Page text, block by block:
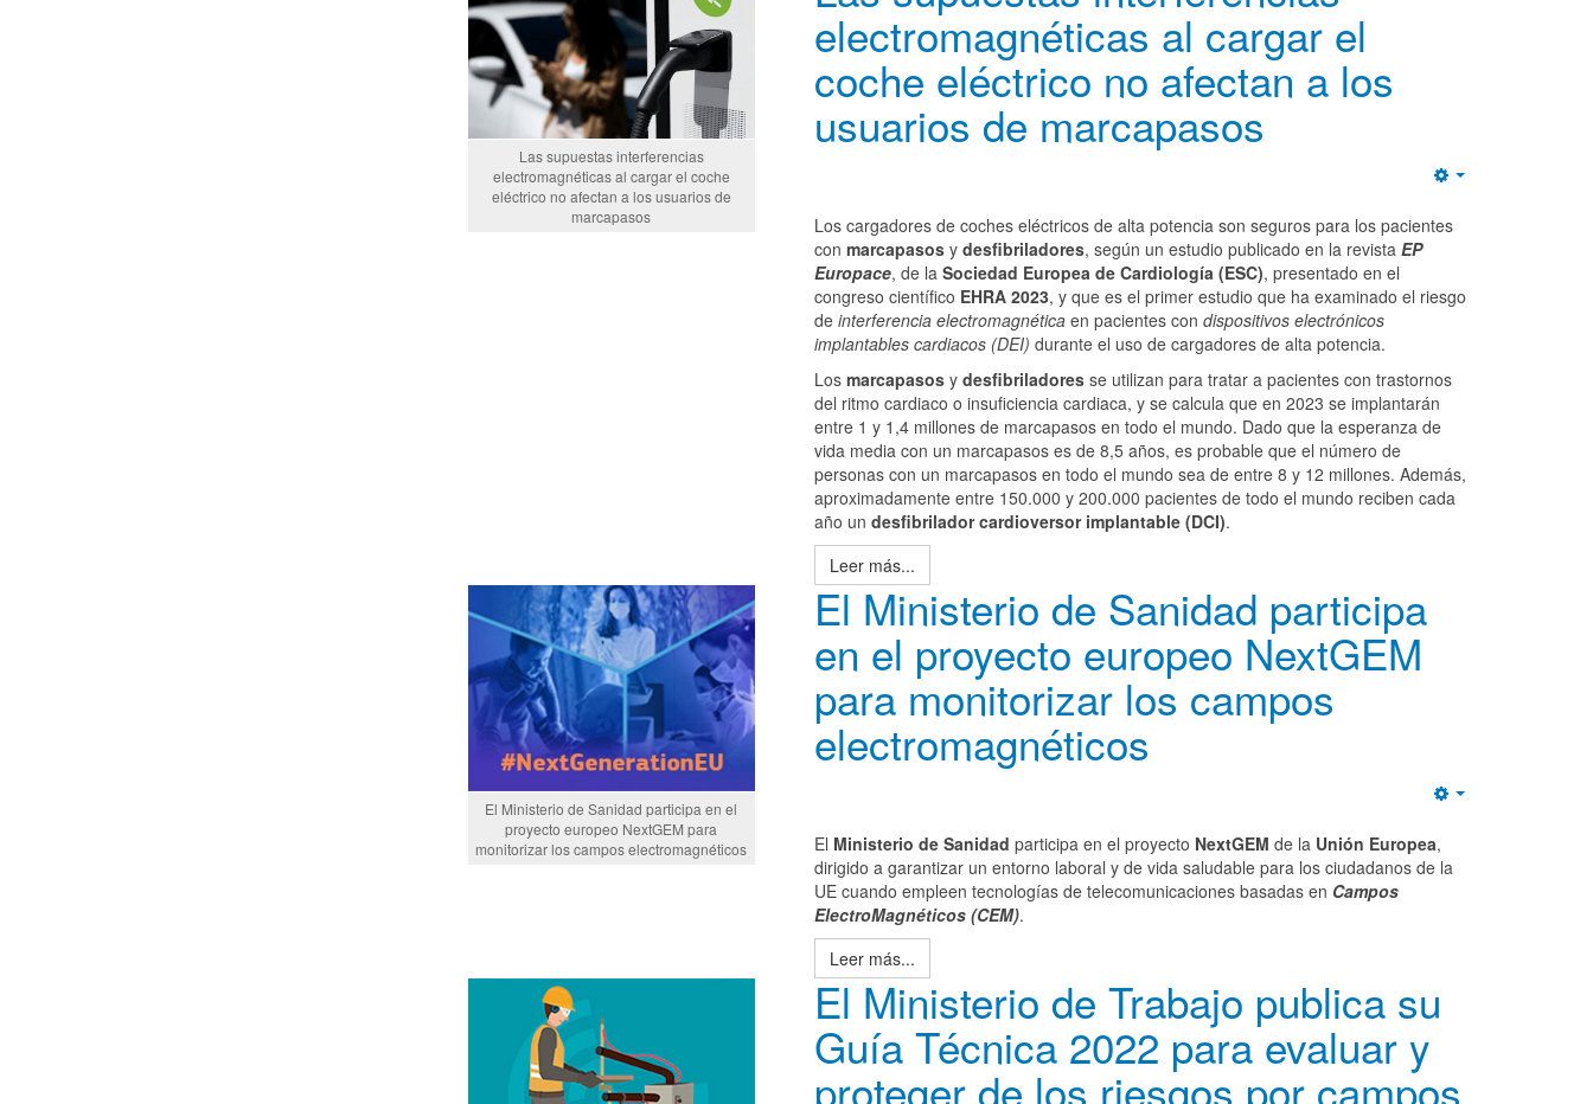
Las supuestas interferencias
electromagnéticas al cargar el coche
eléctrico no afectan a los usuarios de
marcapasos
electromagnéticas al cargar el
coche eléctrico no afectan a los
usuarios de marcapasos
Los cargadores de coches eléctricos de alta potencia son seguros para los pacientes
con marcapasosy desfibriladores, según un estudio publicado en la revista EP
Europace, de la Sociedad Europea de Cardiología (ESC), presentado en el
congreso científico EHRA 2023, y que es el primer estudio que ha examinado el riesgo
de interferencia electromagnéticaen pacientes con dispositivos electrónicos
implantables cardiacos (DEI) durante el uso de cargadores de alta potencia.
Los marcapasosy desfibriladoresse utilizan para tratar a pacientes con trastornos
del ritmo cardiaco o insuficiencia cardiaca, y se calcula que en 2023 se implantarán
entre 1 y 1,4 millones de marcapasos en todo el mundo. Dado que la esperanza de
vida media con un marcapasos es de 8,5 años, es probable que el número de
personas con un marcapasos en todo el mundo sea de entre 8 y 12 millones. Además,
aproximadamente entre 150.000 y 200.000 pacientes de todo el mundo reciben cada
año un desfibrilador cardioversor implantable (DCI).
Leer más...
El Ministerio de Sanidad participa en el
proyecto europeo NextGEM para
monitorizar los campos electromagnéticos
El Ministerio de Sanidad participa
en el proyecto europeo NextGEM
para monitorizar los campos
electromagnéticos
El Ministerio de Sanidad participa en el proyecto NextGEM de la Unión Europea,
dirigido a garantizar un entorno laboral y de vida saludable para los ciudadanos de la
UE cuando empleen tecnologías de telecomunicaciones basadas en Campos
ElectroMagnéticos (CEM).
Leer más...
El Ministerio de Trabajo publica su
Guía Técnica 2022 para evaluar y
proteger de los riesgos por campos